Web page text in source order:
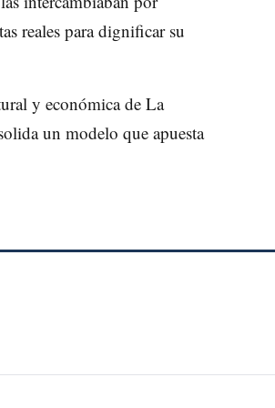
reales para dignificar su
y económica de La
un modelo que apuesta